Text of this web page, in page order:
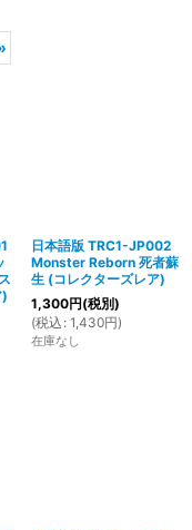
)
日本語版 TRC1-JP002
Monster Reborn 死者蘇
生 (コレクターズレア)
1,300円(税別)
(税込 : 1,430円)
在庫なし